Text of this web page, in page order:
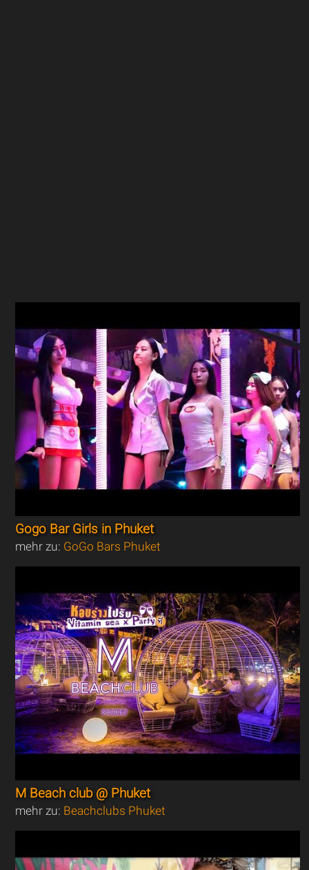
Gogo Bar Girls in Phuket
mehr zu: GoGo Bars Phuket
M Beach club @ Phuket
mehr zu: Beachclubs Phuket